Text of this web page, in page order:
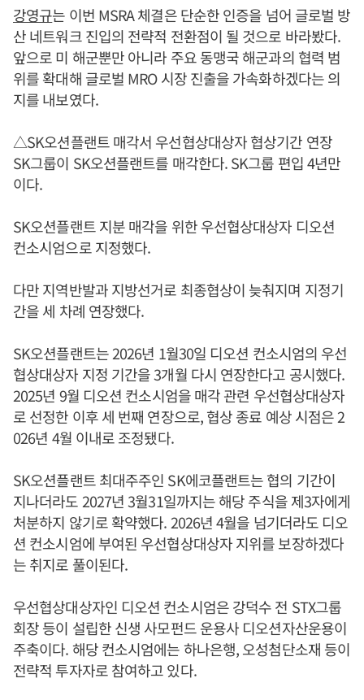
강영규는 이번 MSRA 체결은 단순한 인증을 넘어 글로벌 방
산 네트워크 진입의 전략적 전환점이 될 것으로 바라봤다.
앞으로 미 해군뿐만 아니라 주요 동맹국 해군과의 협력 범
위를 확대해 글로벌 MRO 시장 진출을 가속화하겠다는 의
지를 내보였다.
△SK오션플랜트 매각서 우선협상대상자 협상기간 연장
​SK그룹이 SK오션플랜트를 매각한다. SK그룹 편입 4년만
이다.
SK오션플랜트 지분 매각을 위한 우선협상대상자 디오션
컨소시엄으로 지정했다.
다만 지역반발과 지방선거로 최종협상이 늦춰지며 지정기
간을 세 차례 연장했다.
SK오션플랜트는 2026년 1월30일 디오션 컨소시엄의 우선
협상대상자 지정 기간을 3개월 다시 연장한다고 공시했다.
2025년 9월 디오션 컨소시엄을 매각 관련 우선협상대상자
로 선정한 이후 세 번째 연장으로, 협상 종료 예상 시점은 2
026년 4월 이내로 조정됐다.
SK오션플랜트 최대주주인 SK에코플랜트는 협의 기간이
지나더라도 2027년 3월31일까지는 해당 주식을 제3자에게
처분하지 않기로 확약했다. 2026년 4월을 넘기더라도 디오
션 컨소시엄에 부여된 우선협상대상자 지위를 보장하겠다
는 취지로 풀이된다.
우선협상대상자인 디오션 컨소시엄은 강덕수 전 STX그룹
회장 등이 설립한 신생 사모펀드 운용사 디오션자산운용이
주축이다. 해당 컨소시엄에는 하나은행, 오성첨단소재 등이
전략적 투자자로 참여하고 있다.